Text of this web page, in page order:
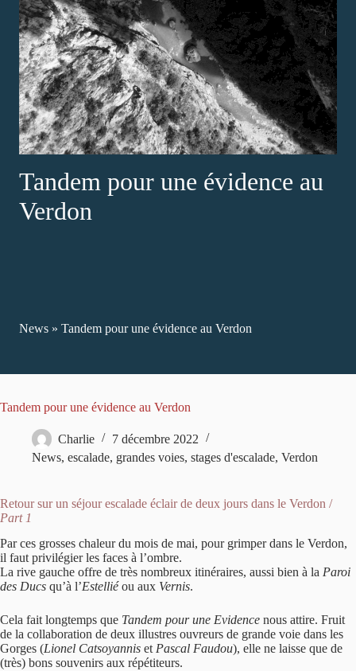
Tandem pour une évidence au
Verdon
News » Tandem pour une évidence au Verdon
Tandem pour une évidence au Verdon
Charlie
7 décembre 2022
News, escalade, grandes voies, stages d'escalade, Verdon
Retour sur un séjour escalade éclair de deux jours dans le Verdon /
Part 1
Par ces grosses chaleur du mois de mai, pour grimper dans le Verdon,
il faut privilégier les faces à l’ombre.
La rive gauche offre de très nombreux itinéraires, aussi bien à la Paroi
des Ducs qu’à l’Estelliéou aux Vernis.
Cela fait longtemps que Tandem pour une Evidence nous attire. Fruit
de la collaboration de deux illustres ouvreurs de grande voie dans les
Gorges (Lionel Catsoyannis et Pascal Faudou), elle ne laisse que de
(très) bons souvenirs aux répétiteurs.